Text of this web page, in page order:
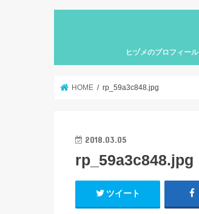
ヒヅメのプロフィール
HOME rp_59a3c848.jpg
2018.03.05
rp_59a3c848.jpg
ツイート